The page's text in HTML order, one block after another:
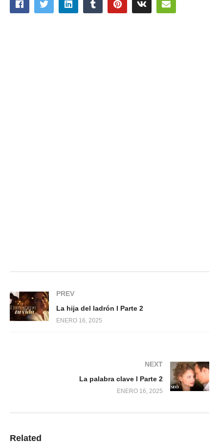
PREV
La hija del ladrón l Parte 2
ENERO 16, 2025
NEXT
La palabra clave l Parte 2
ENERO 16, 2025
Related